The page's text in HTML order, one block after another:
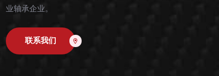
业轴承企业。
联系我们